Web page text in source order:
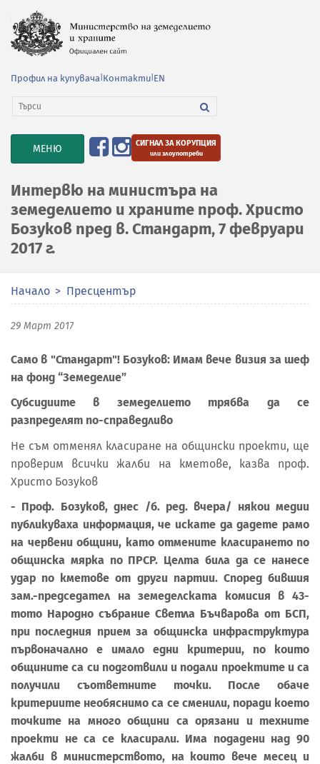
Профил на купувача Контакти EN
TOGGLE
NAVIGATION
МЕНЮ СИГНАЛ ЗА КОРУПЦИЯ
или злоупотреби
Интервю на министъра на
земеделието и храните проф. Христо
Бозуков пред в. Стандарт, 7 февруари
2017 г.
Начало Пресцентър
29 Март 2017
Само в "Стандарт"! Бозуков: Имам вече визия за шеф
на фонд “Земеделие”
Субсидиите в земеделието трябва да се
разпределят по-справедливо
Не съм отменял класиране на общински проекти, ще
проверим всички жалби на кметове, казва проф.
Христо Бозуков
- Проф. Бозуков, днес /б. ред. вчера/ някои медии
публикуваха информация, че искате да дадете рамо
на червени общини, като отмените класирането по
общинска мярка по ПРСР. Целта била да се нанесе
удар по кметове от други партии. Според бившия
зам.-председател на земеделската комисия в 43-
тото Народно събрание Светла Бъчварова от БСП,
при последния прием за общинска инфраструктура
първоначално е имало едни критерии, по които
общините са си подготвили и подали проектите и са
получили съответните точки. После обаче
критериите необяснимо са се сменили, поради което
точките на много общини са орязани и техните
проекти не са се класирали. Има подадени над 90
жалби в министерството, на които вече месец и